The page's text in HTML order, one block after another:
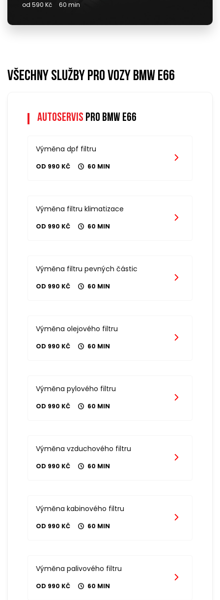
od 590 Kč 60 min
Všechny služby pro vozy bmw e66
Autoservis pro bmw e66
Výměna dpf filtru
OD 990 KČ 60 MIN
Výměna filtru klimatizace
OD 990 KČ 60 MIN
Výměna filtru pevných částic
OD 990 KČ 60 MIN
Výměna olejového filtru
OD 990 KČ 60 MIN
Výměna pylového filtru
OD 990 KČ 60 MIN
Výměna vzduchového filtru
OD 990 KČ 60 MIN
Výměna kabinového filtru
OD 990 KČ 60 MIN
Výměna palivového filtru
OD 990 KČ 60 MIN